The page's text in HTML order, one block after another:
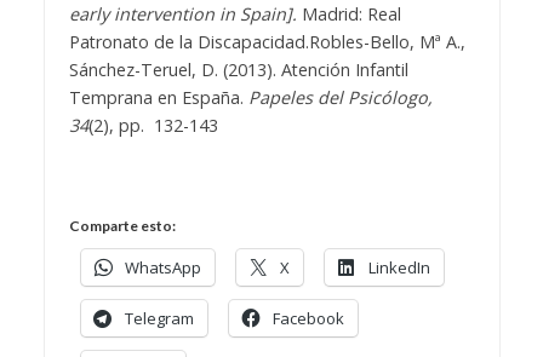
early intervention in Spain]. Madrid: Real
Patronato de la Discapacidad.Robles-Bello, Mª A.,
Sánchez-Teruel, D. (2013). Atención Infantil
Temprana en España. Papeles del Psicólogo,
34(2), pp. 132-143
Comparte esto:
WhatsApp X LinkedIn
Telegram Facebook